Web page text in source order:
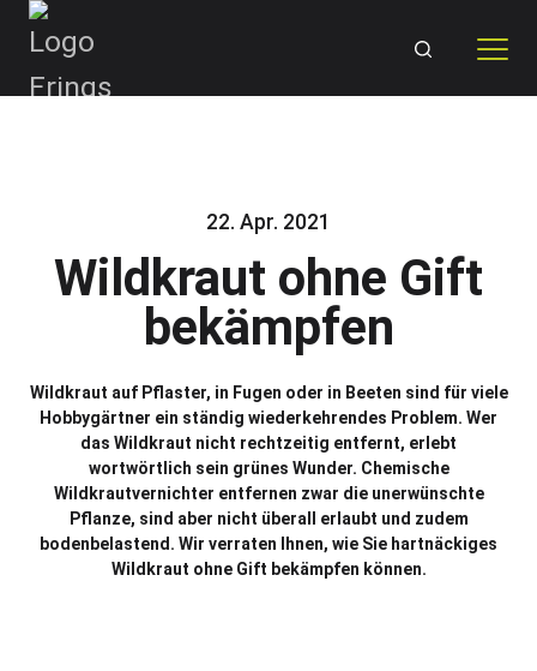
Wildkraut ohne Gift
bekämpfen
22. Apr. 2021
Wildkraut auf Pflaster, in Fugen oder in Beeten sind für viele
Hobbygärtner ein ständig wiederkehrendes Problem. Wer
das Wildkraut nicht rechtzeitig entfernt, erlebt
wortwörtlich sein grünes Wunder. Chemische
Wildkrautvernichter entfernen zwar die unerwünschte
Pflanze, sind aber nicht überall erlaubt und zudem
bodenbelastend. Wir verraten Ihnen, wie Sie hartnäckiges
Wildkraut ohne Gift bekämpfen können.